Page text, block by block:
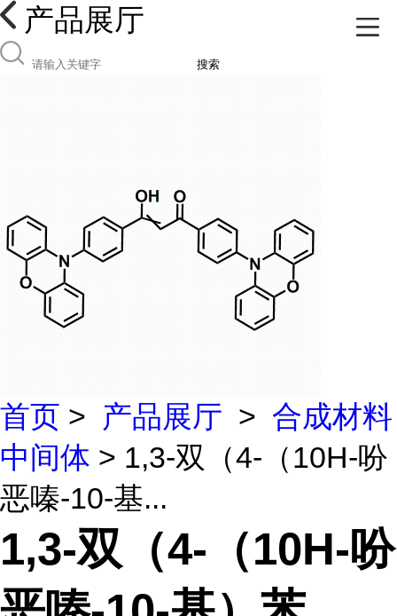
产品展厅
搜索
首页 > 产品展厅 > 合成材料
中间体 > 1,3-双（4-（10H-吩
恶嗪-10-基...
1,3-双（4-（10H-吩